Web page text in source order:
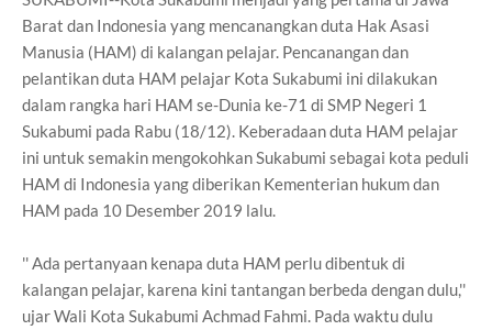
Barat dan Indonesia yang mencanangkan duta Hak Asasi
Manusia (HAM) di kalangan pelajar. Pencanangan dan
pelantikan duta HAM pelajar Kota Sukabumi ini dilakukan
dalam rangka hari HAM se-Dunia ke-71 di SMP Negeri 1
Sukabumi pada Rabu (18/12). Keberadaan duta HAM pelajar
ini untuk semakin mengokohkan Sukabumi sebagai kota peduli
HAM di Indonesia yang diberikan Kementerian hukum dan
HAM pada 10 Desember 2019 lalu.
'' Ada pertanyaan kenapa duta HAM perlu dibentuk di
kalangan pelajar, karena kini tantangan berbeda dengan dulu,''
ujar Wali Kota Sukabumi Achmad Fahmi. Pada waktu dulu